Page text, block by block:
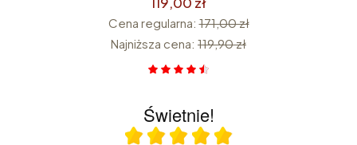
Cena regularna: 171,00 zł
Najniższa cena: 119,90 zł
Świetnie!
Ocena średnia 5 na 5